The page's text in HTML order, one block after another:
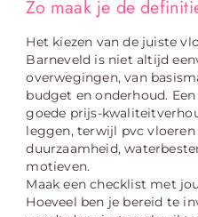
Zo maak je de
Het kiezen van de juiste
Barneveld is niet altijd
overwegingen, van
budget en onderhoud.
goede prijs-
leggen, terwijl pvc
duurzaamheid,
motieven.
Maak een checklist met
Hoeveel ben je bereid te